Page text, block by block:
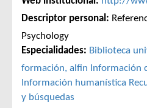
Descriptor personal:
Psychology
Especialidades: Biblioteca
formación, alfin Información
Información humanística
y búsquedas